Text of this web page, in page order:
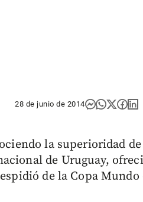
28 de junio de 2014
la superioridad
de Uruguay,
de la Copa